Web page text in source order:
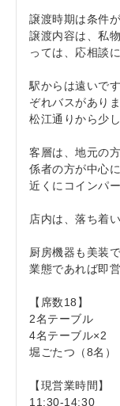
譲渡時期は条件
譲渡内容は、私
っては、応相談
駅からは遠いで
ぞれバスがありま
松江通りから少
客層は、地元の
係者の方が中心
近くにコインパ
店内は、落ち着
厨房機器も美装
業態であれば即
【席数18】
2名テーブル
4名テーブル×2
堀ごたつ（8名）
【現営業時間】
11:30-14:30